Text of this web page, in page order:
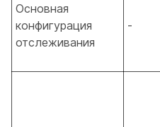
Основная
конфигурация
отслеживания
-